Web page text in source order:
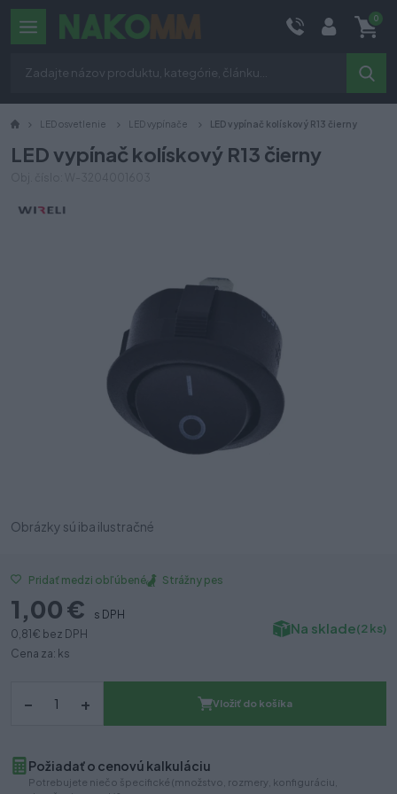
0
LED osvetlenie LED vypínače LED vypínač kolískový R13 čierny
LED vypínač kolískový R13 čierny
Obrázky sú iba ilustračné
Pridať medzi obľúbené Strážny pes
1,00 €
s DPH
0,81 € bez DPH
Cena za: ks
Na sklade(2 ks)
– + Vložiť do košíka
Požiadať o cenovú kalkuláciu
Potrebujete niečo špecifické (množstvo, rozmery, konfiguráciu,